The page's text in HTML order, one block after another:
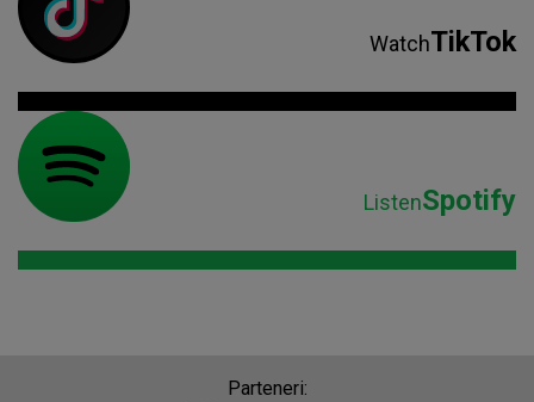
WatchTikTok
ListenSpotify
Parteneri: